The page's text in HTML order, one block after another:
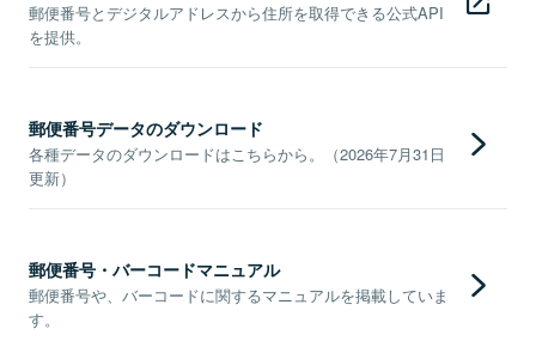
郵便番号とデジタルアドレスから住所を取得できる公式API
を提供。
郵便番号データのダウンロード
各種データのダウンロードはこちらから。（2026年7月31日
更新）
郵便番号・バーコードマニュアル
郵便番号や、バーコードに関するマニュアルを掲載していま
す。